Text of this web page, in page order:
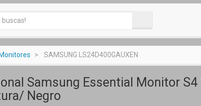
Monitores SAMSUNG LS24D400GAUXEN
Samsung Essential Monitor
Negro